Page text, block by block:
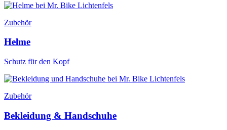
Zubehör
Helme
Schutz für den Kopf
Zubehör
Bekleidung & Handschuhe